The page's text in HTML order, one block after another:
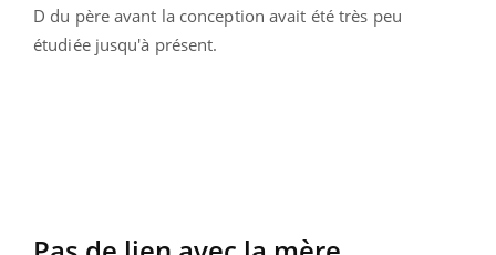
D du père avant la conception avait été très peu
étudiée jusqu'à présent.